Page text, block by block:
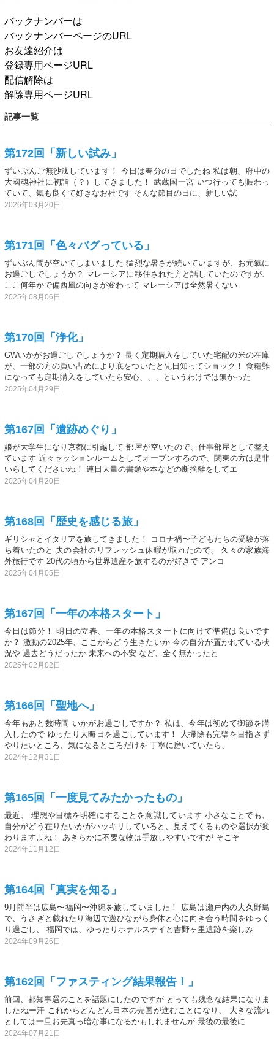
バックナンバーは
バックナンバーページのURL
お友達紹介は
登録専用ページURL
配信解除は
解除専用ページURL
記事一覧
第172回「新しい試み」
ずいぶんご無沙汰しています！ 今日は春分の日でしたね 私は朝、府中の
大國魂神社に初詣（？）してきました！ 武蔵国一宮 いつ行っても賑わっ
ていて、氣も良くて好きなお社です そんな節目の日に、新しい試
2026年03月20日
第171回「色々バグっている」
ずいぶん間が空いてしまいました 猛烈な暑さが続いていますが、お元氣に
お過ごしでしょうか？ マレーシアに移住された方と話していたのですが、
ここ何年かで偏西風の向きが変わって マレーシアは全然暑くない
2025年08月06日
第170回「浄化」
GWいかがお過ごしでしょうか？ 長く定期購入をしていた宅配の米の在庫
が、一部の方の買い占めにより底をついたと先日知ってショック！ 食糧難
になっても定期購入をしていたら安心、、、というわけでは無かった
2025年04月29日
第167回「遺跡めぐり」
娘が大学生になり京都に引越して 部屋が空いたので、仕事部屋として整え
ています 近々セッションルームとしてオープンするので、関東の方は是非
いらしてくださいね！ 連日大量の書類や本などの断捨離をしてエ
2025年04月20日
第168回「歴史を感じる旅」
ギリシャとイタリアを旅してきました！ コロナ禍〜子どもたちの受験が落
ち着いたのと 夫の会社のリフレッシュ休暇が取れたので、 久々の家族海
外旅行です 20代の頃から世界遺産を旅するのが好きで アンコ
2025年04月05日
第167回「一年の本格スタート」
今日は節分！ 明日の立春、一年の本格スタートに向けて準備は良いです
か？ 激動の2025年、ここからどう生きたいか 今の自分が置かれている状
況や 過去どうだったか 未来への不安 など、全く無かったと
2025年02月02日
第166回「聖地へ」
今年もあと数時間 いかがお過ごしですか？ 私は、今年は初めて御節を購
入したので ゆったり大晦日を過ごしています！ 大掃除も完璧を目指さず
やりたいところ、気になるところだけを 丁寧に磨いていたら、
2024年12月31日
第165回「一度見てみたかったもの」
最近、 理想や目標を明確にすることを意識しています 小さなことでも、
自分がどう在りたいかがハッキリしていると、見えてくるものや選択が変
わりますよね！ あきらかに不要な物は手放しやすいですが そこそ
2024年11月12日
第164回「真実を知る」
9月前半は広島〜福岡〜沖縄を旅していました！ 広島は瀬戸内の大久野島
で、うさぎと戯れたり海辺で遊びながら身体と心に向き合う時間をゆっく
り過ごし、 福岡では、ゆったりホテルステイと吉野ヶ里遺跡を楽しみ
2024年09月26日
第162回「ファスティング結果報告！」
前回、都知事選のことを話題にしたのですが とっても残念な結果になりま
したねー汗 これからどんどん日本の売国が進むことになり、 大きな流れ
としては一旦お先真っ暗な事になるかもしれませんが 最後の最後に
2024年07月21日